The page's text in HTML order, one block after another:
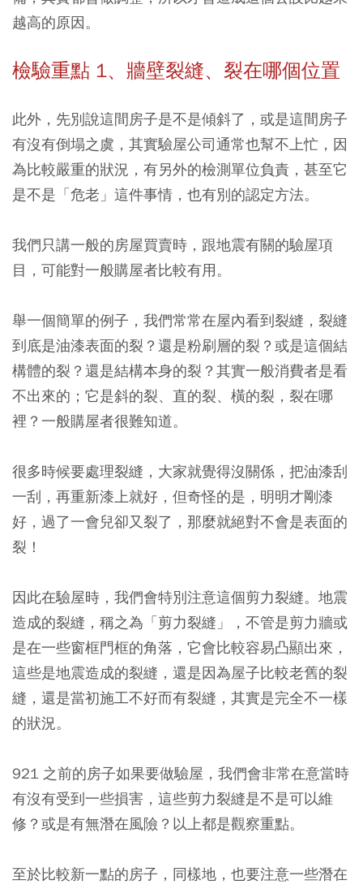
越高的原因。
檢驗重點 1、牆壁裂縫、裂在哪個位置
此外，先別說這間房子是不是傾斜了，或是這間房子
有沒有倒塌之虞，其實驗屋公司通常也幫不上忙，因
為比較嚴重的狀況，有另外的檢測單位負責，甚至它
是不是「危老」這件事情，也有別的認定方法。
我們只講一般的房屋買賣時，跟地震有關的驗屋項
目，可能對一般購屋者比較有用。
舉一個簡單的例子， 我們常常在屋內看到裂縫，裂縫
到底是油漆表面的裂？還是粉刷層的裂？或是這個結
構體的裂？還是結構本身的裂？其實一般消費者是看
不出來的；它是斜的裂、直的裂、橫的裂，裂在哪
裡？一般購屋者很難知道。
很多時候要處理裂縫，大家就覺得沒關係，把油漆刮
一刮，再重新漆上就好，但奇怪的是， 明明才剛漆
好，過了一會兒卻又裂了，那麼就絕對不會是表面的
裂！
因此在驗屋時，我們會特別注意這個剪力裂縫。 地震
造成的裂縫，稱之為「剪力裂縫」，不管是剪力牆或
是在一些窗框門框的角落，它會比較容易凸顯出來 ，
這些是地震造成的裂縫，還是因為屋子比較老舊的裂
縫，還是當初施工不好而有裂縫，其實是完全不一樣
的狀況。
921 之前的房子如果要做驗屋，我們會非常在意當時
有沒有受到一些損害，這些剪力裂縫是不是可以維
修？或是有無潛在風險？以上都是觀察重點。
至於比較新一點的房子，同樣地，也要注意一些潛在